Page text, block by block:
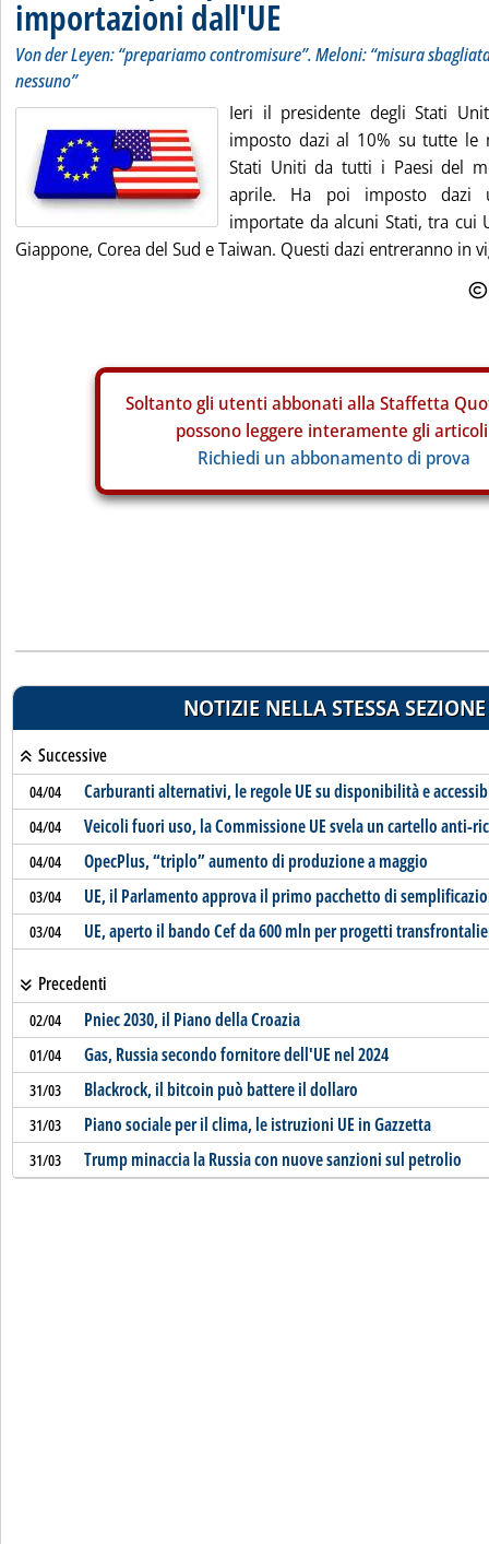
importazioni dall'UE
Von der Leyen: “prepariamo contromisure”. Meloni: “misura
nessuno”
Ieri il presidente degli Stati
imposto dazi al 10% su tutte le
Stati Uniti da tutti i Paesi del
aprile. Ha poi imposto dazi
importate da alcuni Stati, tra cui
Giappone, Corea del Sud e Taiwan. Questi dazi entreranno in
Soltanto gli utenti abbonati alla Staffetta
possono leggere interamente gli
Richiedi un abbonamento di prova
NOTIZIE NELLA STESSA SEZIONE
Successive
04/04 Carburanti alternativi, le regole UE su disponibilità e
04/04 Veicoli fuori uso, la Commissione UE svela un cartello anti-
04/04 OpecPlus, “triplo” aumento di produzione a maggio
03/04 UE, il Parlamento approva il primo pacchetto di
03/04 UE, aperto il bando Cef da 600 mln per progetti
Precedenti
02/04 Pniec 2030, il Piano della Croazia
01/04 Gas, Russia secondo fornitore dell'UE nel 2024
31/03 Blackrock, il bitcoin può battere il dollaro
31/03 Piano sociale per il clima, le istruzioni UE in Gazzetta
31/03 Trump minaccia la Russia con nuove sanzioni sul petrolio